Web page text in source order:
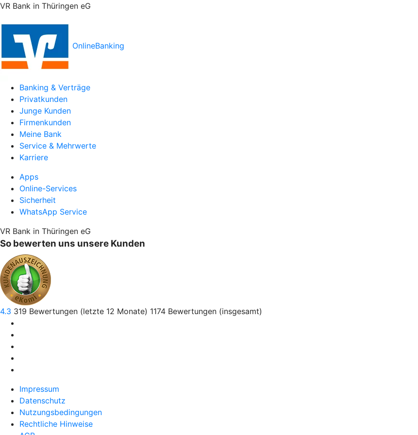
VR Bank in Thüringen eG
OnlineBanking
Banking & Verträge
Privatkunden
Junge Kunden
Firmenkunden
Meine Bank
Service & Mehrwerte
Karriere
Apps
Online-Services
Sicherheit
WhatsApp Service
VR Bank in Thüringen eG
So bewerten uns unsere Kunden
4.3 319 Bewertungen (letzte 12 Monate) 1174 Bewertungen (insgesamt)
Impressum
Datenschutz
Nutzungsbedingungen
Rechtliche Hinweise